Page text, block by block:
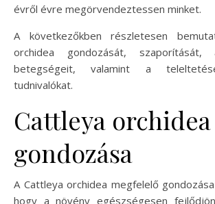
évről évre megörvendeztessen minket.
A következőkben részletesen
orchidea gondozását, szaporítását,
betegségeit, valamint a
tudnivalókat.
Cattleya orchidea
gondozása
A Cattleya orchidea megfelelő
hogy a növény egészségesen